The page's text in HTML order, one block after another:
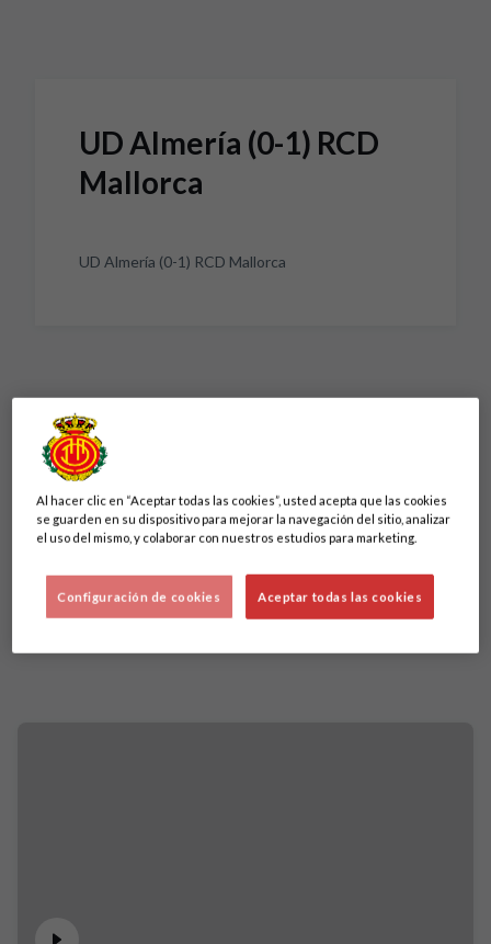
UD Almería (0-1) RCD
Mallorca
UD Almería (0-1) RCD Mallorca
Al hacer clic en “Aceptar todas las cookies”, usted acepta que las cookies
se guarden en su dispositivo para mejorar la navegación del sitio, analizar
el uso del mismo, y colaborar con nuestros estudios para marketing.
Aceptar todas las cookies
Configuración de cookies